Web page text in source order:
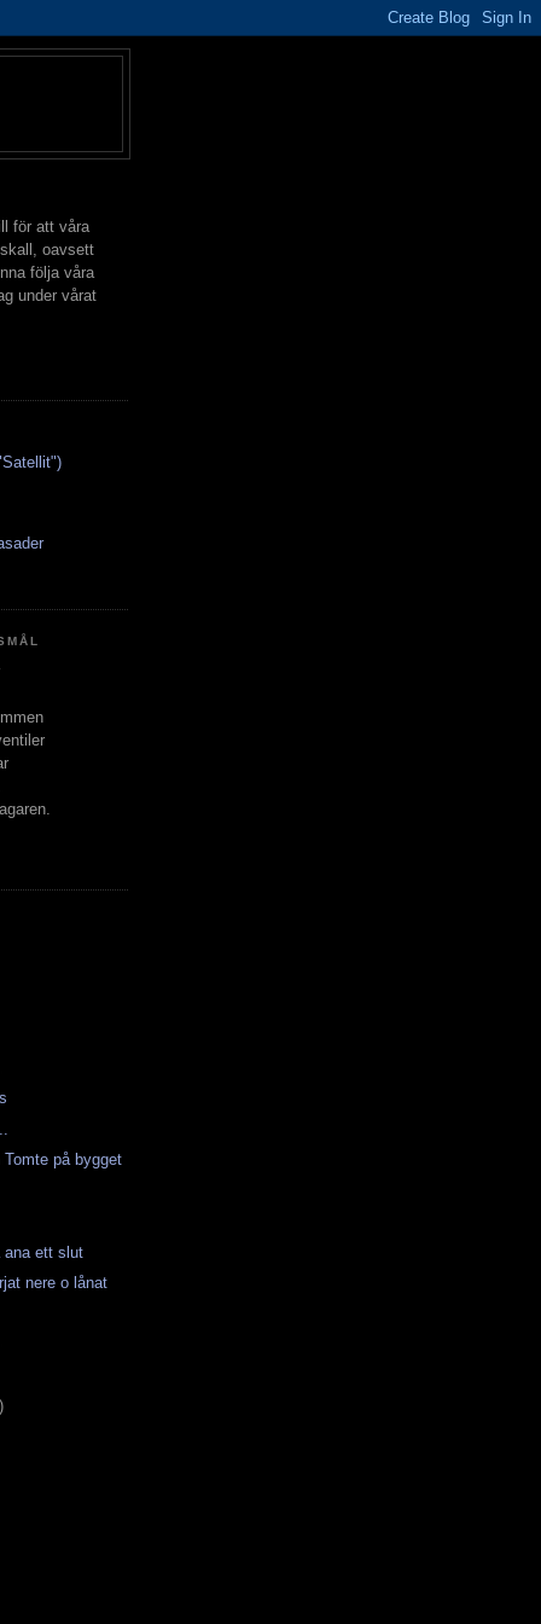
för att våra
oavsett
följa våra
under vårat
på bygget
ana ett slut
nere o lånat